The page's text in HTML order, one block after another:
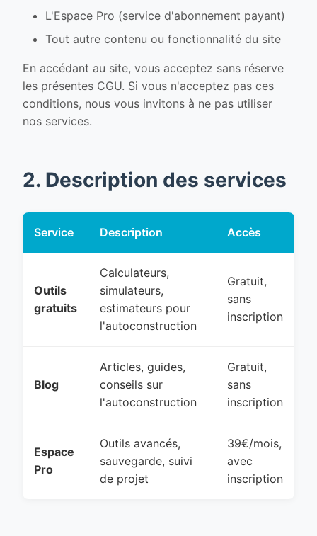
L'Espace Pro (service d'abonnement payant)
Tout autre contenu ou fonctionnalité du site
En accédant au site, vous acceptez sans réserve
les présentes CGU. Si vous n'acceptez pas ces
conditions, nous vous invitons à ne pas utiliser
nos services.
2. Description des services
Service Description Accès
Outils
gratuits
Calculateurs,
simulateurs,
estimateurs pour
l'autoconstruction
Gratuit,
sans
inscription
Blog
Articles, guides,
conseils sur
l'autoconstruction
Gratuit,
sans
inscription
Espace
Pro
Outils avancés,
sauvegarde, suivi
de projet
39€/mois,
avec
inscription